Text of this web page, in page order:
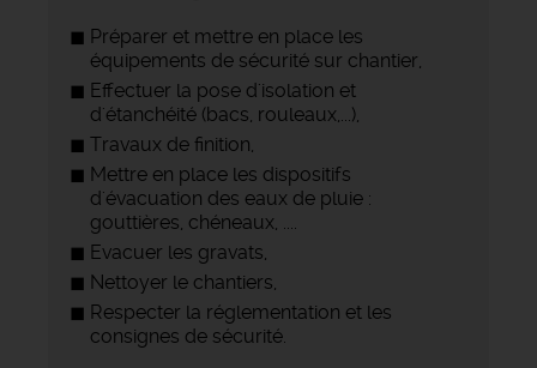
Préparer et mettre en place les
équipements de sécurité sur chantier,
Effectuer la pose d'isolation et
d'étanchéité (bacs, rouleaux,...),
Travaux de finition,
Mettre en place les dispositifs
d'évacuation des eaux de pluie :
gouttières, chéneaux, ....
Evacuer les gravats,
Nettoyer le chantiers,
Respecter la réglementation et les
consignes de sécurité.